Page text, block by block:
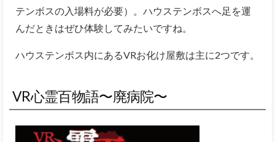
テンボスの入場料が必要）。ハウステンボスへ足を運
んだときはぜひ体験してみたいですね。
ハウステンボス内にあるVRお化け屋敷は主に2つです。
VR心霊百物語〜廃病院〜